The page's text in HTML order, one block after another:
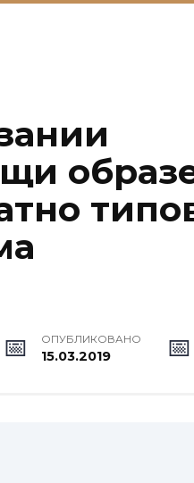
ОПУБЛИКОВАНО
15.03.2019